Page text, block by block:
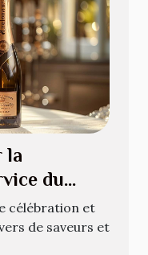
la
du
célébration et
de saveurs et